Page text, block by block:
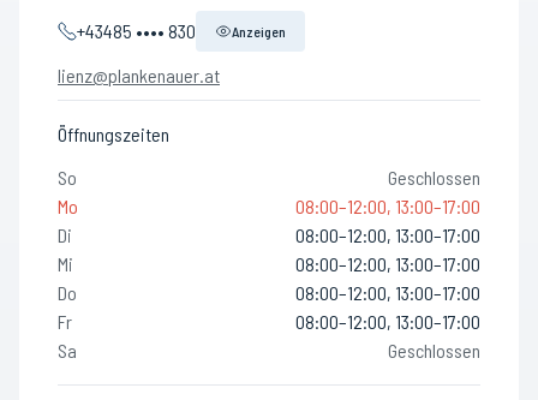
+43485 •••• 830 Anzeigen
lienz@plankenauer.at
Öffnungszeiten
So
Geschlossen
Mo
08:00–12:00, 13:00–17:00
Di
08:00–12:00, 13:00–17:00
Mi
08:00–12:00, 13:00–17:00
Do
08:00–12:00, 13:00–17:00
Fr
08:00–12:00, 13:00–17:00
Sa
Geschlossen